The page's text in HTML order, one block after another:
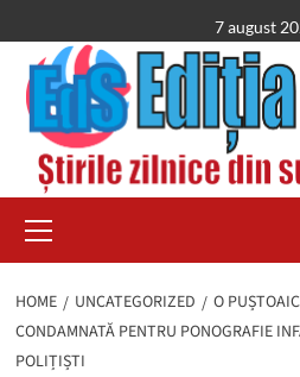
to
content
7 august
Menu
HOME UNCATEGORIZED
O
CONDAMNATĂ PENTRU PONOGRAFIE
POLIȚIȘTI